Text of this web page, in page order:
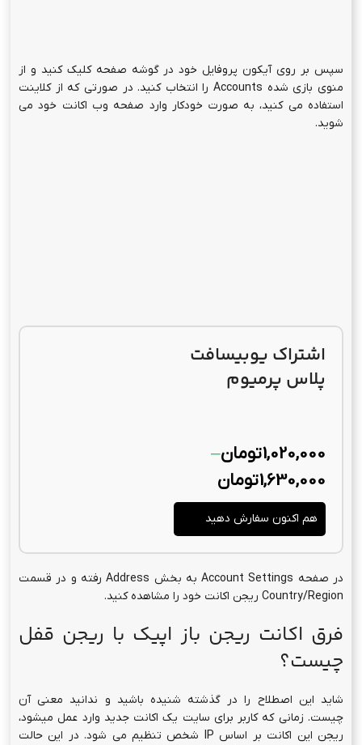
سپس بر روی آیکون پروفایل خود در گوشه صفحه کلیک کنید و از
منوی بازی شده Accounts را انتخاب کنید. در صورتی که از کلاینت
استفاده می کنید، به صورت خودکار وارد صفحه وب اکانت خود می
شوید.
اشتراک یوبیسافت
پلاس پرمیوم
1,020,000تومان–
1,630,000تومان
هم اکنون سفارش دهید
در صفحه Account Settings به بخش Address رفته و در قسمت
Country/Region ریجن اکانت خود را مشاهده کنید.
فرق اکانت ریجن باز اپیک با ریجن قفل
چیست؟
شاید این اصطلاح را در گذشته شنیده باشید و ندانید معنی آن
چیست. زمانی که کاربر برای سایت یک اکانت جدید وارد عمل میشود،
ریجن این اکانت بر اساس IP شخص تنظیم می شود. در این حالت